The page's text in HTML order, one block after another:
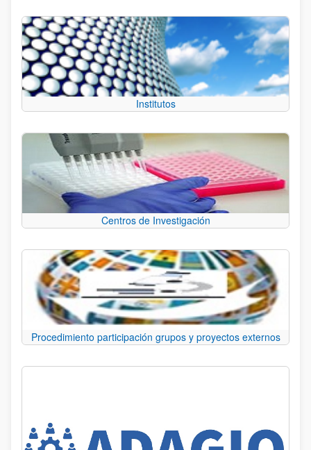
Institutos
Centros de Investigación
Procedimiento participación grupos y proyectos externos